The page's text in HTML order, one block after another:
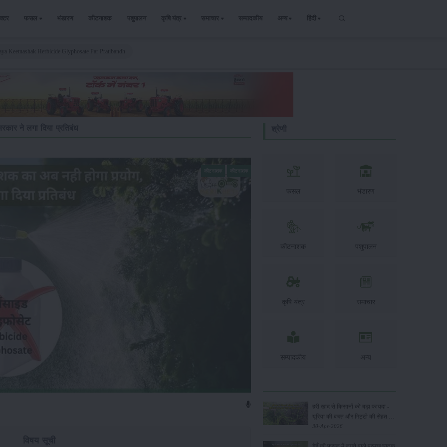
फसल भंडारण कीटनाशक पशुपालन कृषि यंत्र समाचार सम्पादकीय अन्य हिंदी
फसल भंडारण
कीटनाशक पशुपालन
कृषि यंत्र समाचार
सम्पादकीय अन्य
हरी खाद से किसानों को बड़ा फायदा -
यूरिया की बचत और मिट्टी की सेहत में
सुधार
30-Apr-2026